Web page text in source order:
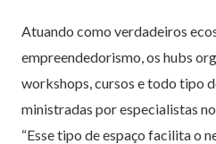
Atuando como verdadeiros
empreendedorismo, os hubs
workshops, cursos e todo tipo
ministradas por especialistas
“Esse tipo de espaço facilita o